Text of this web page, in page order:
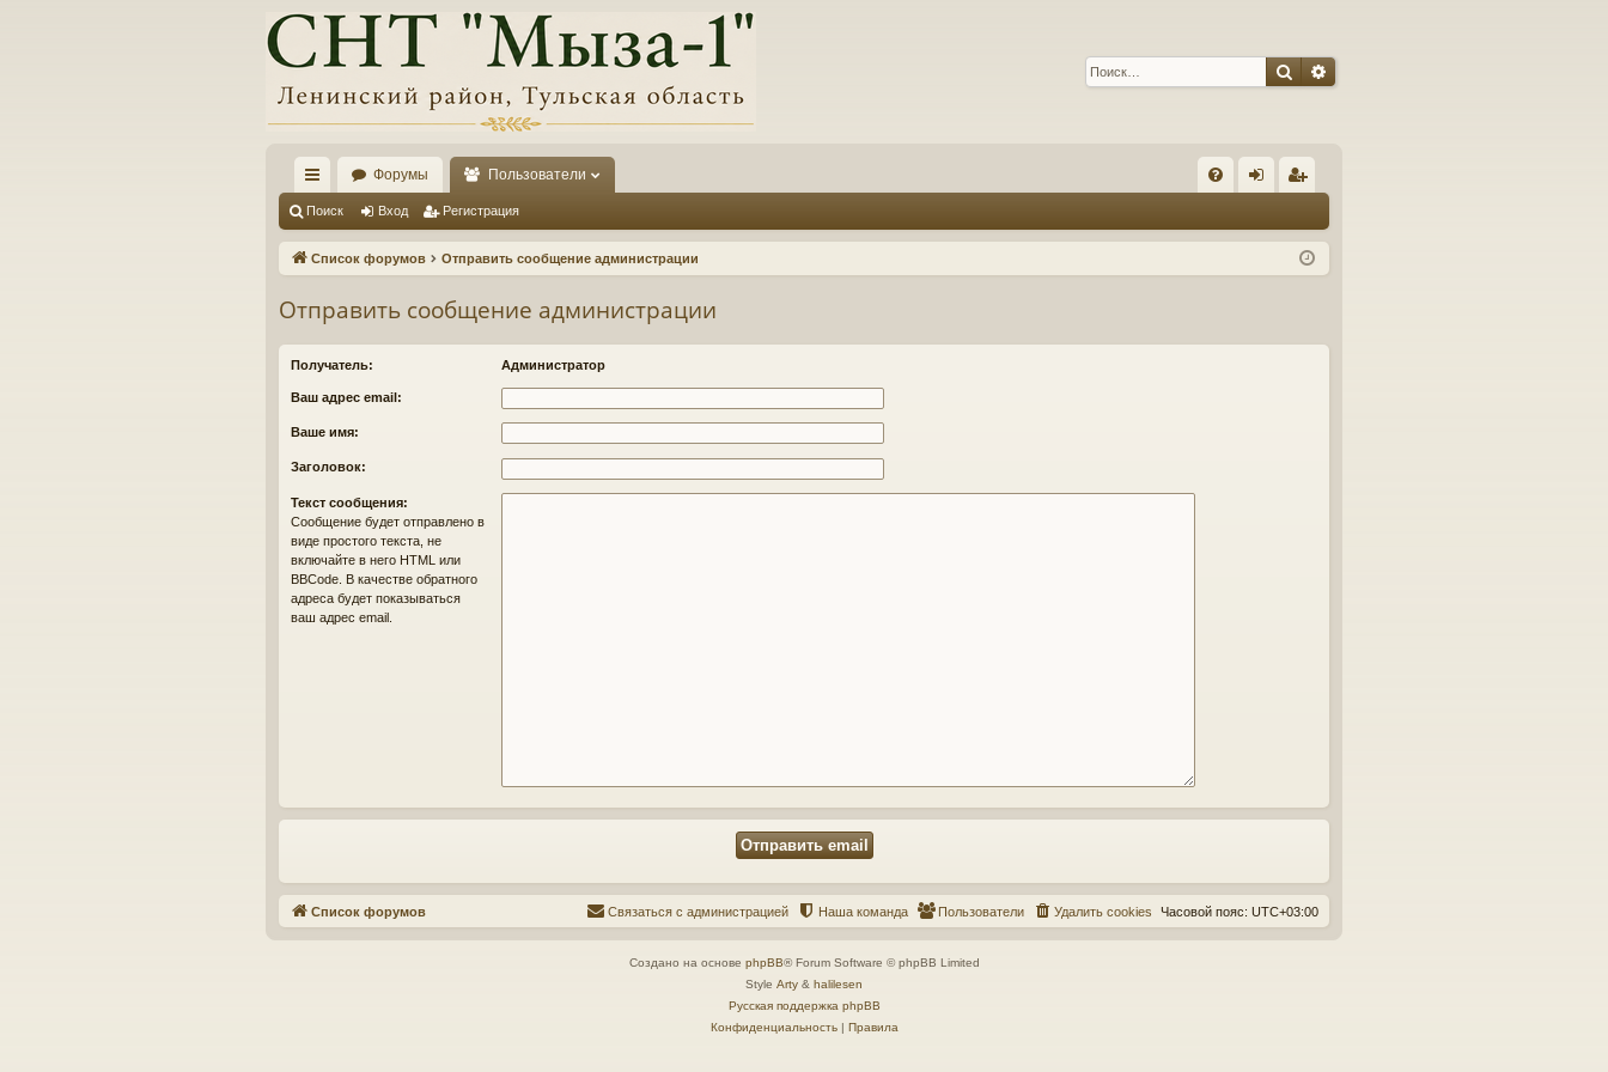
ПоискРасширенный поиск
с
ы
и
Форумы Пользователи
Q д ис
Поиск Вход Регистрация
Список форумов Отправить сообщение администрации
Отправить сообщение администрации
Получатель: Администратор
Ваш адрес email:
Ваше имя:
Заголовок:
Текст сообщения:
Сообщение будет отправлено в
виде простого текста, не
включайте в него HTML или
BBCode. В качестве обратного
адреса будет показываться
ваш адрес email.
Список форумов Часовой пояс: UTC+03:00
Удалить cookies
Пользователи
Наша команда
Связаться с администрацией
Создано на основе phpBB® Forum Software © phpBB Limited
Style Arty & halilesen
Русская поддержка phpBB
Конфиденциальность| Правила